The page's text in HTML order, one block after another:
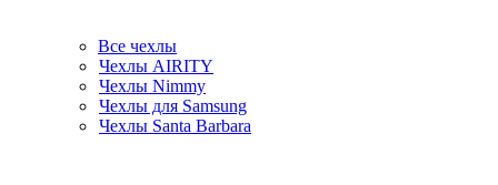
Все чехлы
Чехлы AIRITY
Чехлы Nimmy
Чехлы для Samsung
Чехлы Santa Barbara